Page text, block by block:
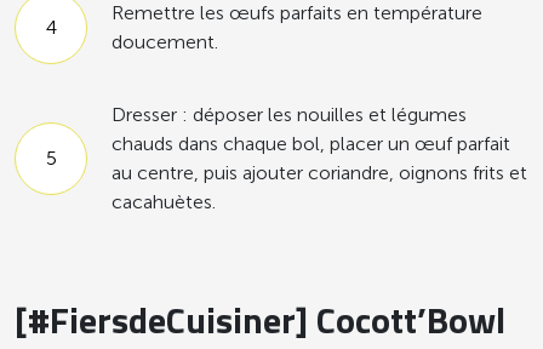
Remettre les œufs parfaits en température
doucement.
Dresser : déposer les nouilles et légumes
chauds dans chaque bol, placer un œuf parfait
au centre, puis ajouter coriandre, oignons frits et
cacahuètes.
[#FiersdeCuisiner] Cocott’Bowl